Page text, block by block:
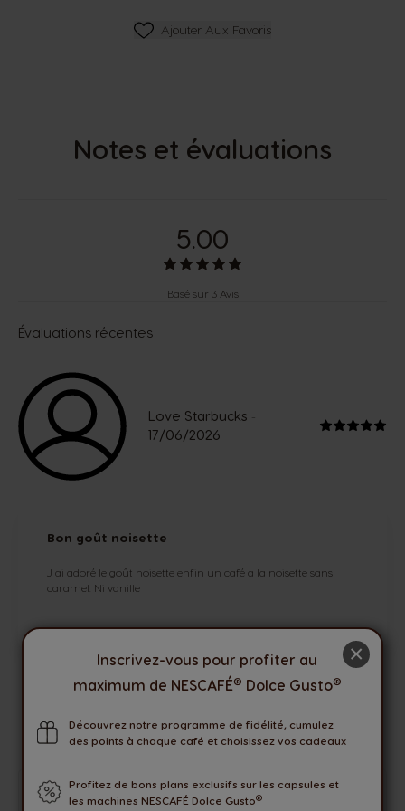
Ajouter Aux Favoris
Ajouter Aux Favoris
×
Inscrivez-vous pour profiter au
maximum de NESCAFÉ® Dolce Gusto®
Découvrez notre programme de fidélité, cumulez
des points à chaque café et choisissez vos cadeaux
Profitez de bons plans exclusifs sur les capsules et
les machines NESCAFÉ Dolce Gusto®
Notes et évaluations
5.00
Basé sur 3 Avis
Évaluations récentes
Love Starbucks -
17/06/2026
Bon goût noisette
J ai adoré le goût noisette enfin un café a la noisette sans
caramel. Ni vanille
Seuls les utilisateurs connectés peuvent laisser une
évaluation. Veuillez vousConnecterouCréer un compte